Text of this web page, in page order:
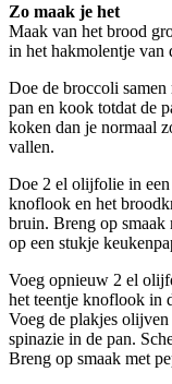
Zo maak je het
Maak van het brood
in het hakmolentje van
Doe de broccoli samen
pan en kook totdat de
koken dan je normaal
vallen.
Doe 2 el olijfolie in een
knoflook en het
bruin. Breng op smaak
op een stukje
Voeg opnieuw 2 el
het teentje knoflook in
Voeg de plakjes
spinazie in de pan.
Breng op smaak met